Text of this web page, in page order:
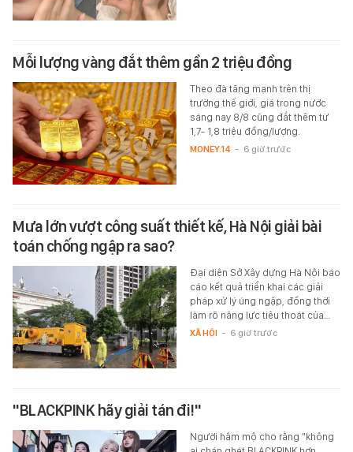
Mỗi lượng vàng đắt thêm gần 2 triệu đồng
Theo đà tăng mạnh trên thị
trường thế giới, giá trong nước
sáng nay 8/8 cũng đắt thêm từ
1,7- 1,8 triệu đồng/lượng.
MONEY.14 - 6 giờ trước
Mưa lớn vượt công suất thiết kế, Hà Nội giải bài
toán chống ngập ra sao?
Đại diện Sở Xây dựng Hà Nội báo
cáo kết quả triển khai các giải
pháp xử lý úng ngập, đồng thời
làm rõ năng lực tiêu thoát của…
XÃ HỘI - 6 giờ trước
"BLACKPINK hãy giải tán đi!"
Người hâm mộ cho rằng "không